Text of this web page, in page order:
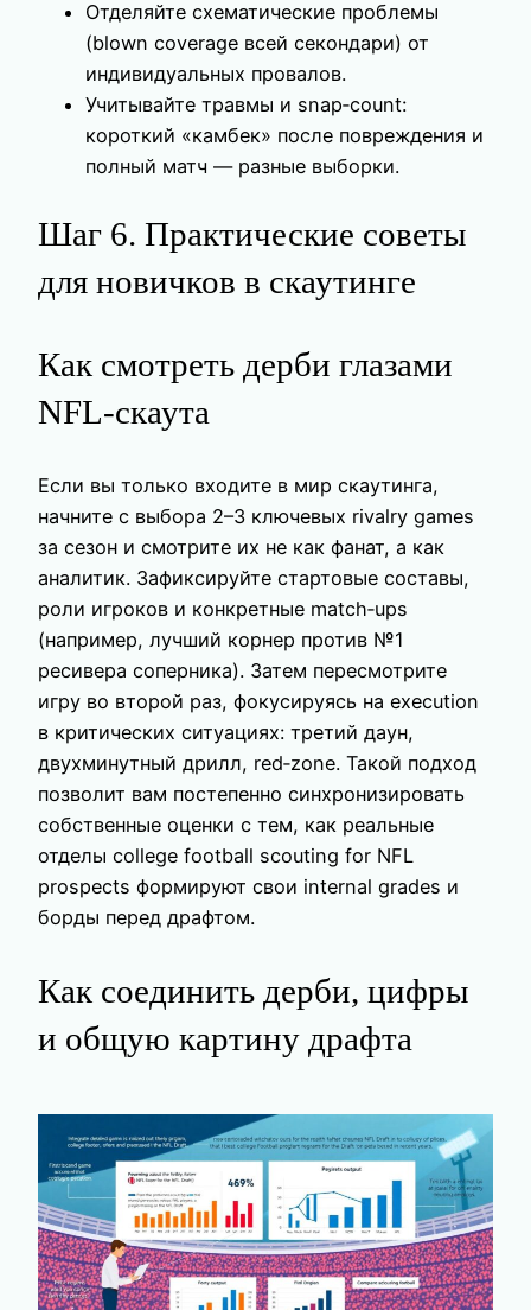
Отделяйте схематические проблемы
(blown coverage всей секондари) от
индивидуальных провалов.
Учитывайте травмы и snap‑count:
короткий «камбек» после повреждения и
полный матч — разные выборки.
Шаг 6. Практические советы
для новичков в скаутинге
Как смотреть дерби глазами
NFL-скаута
Если вы только входите в мир скаутинга,
начните с выбора 2–3 ключевых rivalry games
за сезон и смотрите их не как фанат, а как
аналитик. Зафиксируйте стартовые составы,
роли игроков и конкретные match‑ups
(например, лучший корнер против №1
ресивера соперника). Затем пересмотрите
игру во второй раз, фокусируясь на execution
в критических ситуациях: третий даун,
двухминутный дрилл, red‑zone. Такой подход
позволит вам постепенно синхронизировать
собственные оценки с тем, как реальные
отделы college football scouting for NFL
prospects формируют свои internal grades и
борды перед драфтом.
Как соединить дерби, цифры
и общую картину драфта